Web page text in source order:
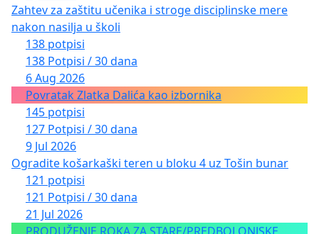
Zahtev za zaštitu učenika i stroge disciplinske mere
nakon nasilja u školi
138 potpisi
138 Potpisi / 30 dana
6 Aug 2026
Povratak Zlatka Dalića kao izbornika
145 potpisi
127 Potpisi / 30 dana
9 Jul 2026
Ogradite košarkaški teren u bloku 4 uz Tošin bunar
121 potpisi
121 Potpisi / 30 dana
21 Jul 2026